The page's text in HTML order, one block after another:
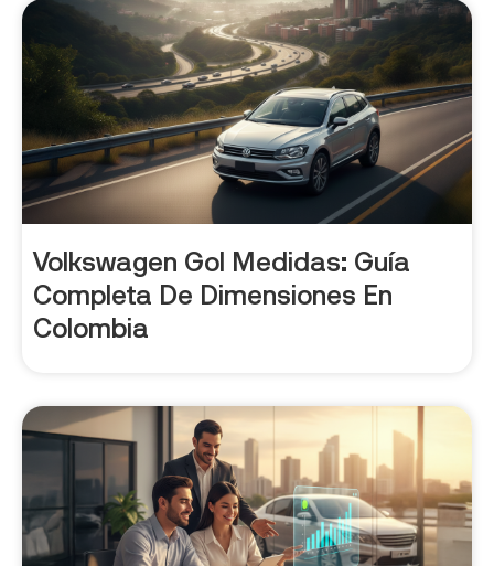
Volkswagen Gol Medidas: Guía
Completa De Dimensiones En
Colombia